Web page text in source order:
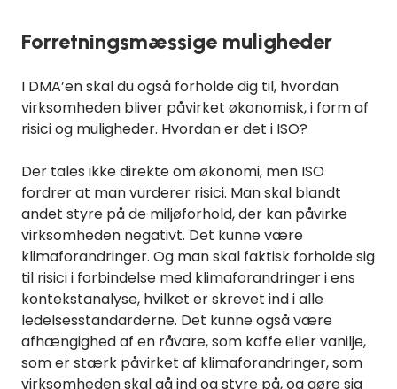
Forretningsmæssige muligheder
I DMA’en skal du også forholde dig til, hvordan
virksomheden bliver påvirket økonomisk, i form af
risici og muligheder. Hvordan er det i ISO?
Der tales ikke direkte om økonomi, men ISO
fordrer at man vurderer risici. Man skal blandt
andet styre på de miljøforhold, der kan påvirke
virksomheden negativt. Det kunne være
klimaforandringer. Og man skal faktisk forholde sig
til risici i forbindelse med klimaforandringer i ens
kontekstanalyse, hvilket er skrevet ind i alle
ledelsesstandarderne. Det kunne også være
afhængighed af en råvare, som kaffe eller vanilje,
som er stærk påvirket af klimaforandringer, som
virksomheden skal gå ind og styre på, og gøre sig